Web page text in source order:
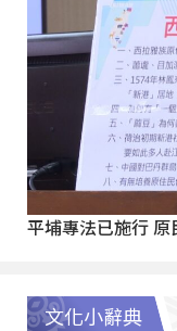
平埔專法已施行
文化小辭典